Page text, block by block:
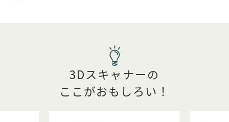
3Dスキャナーの
ここがおもしろい！